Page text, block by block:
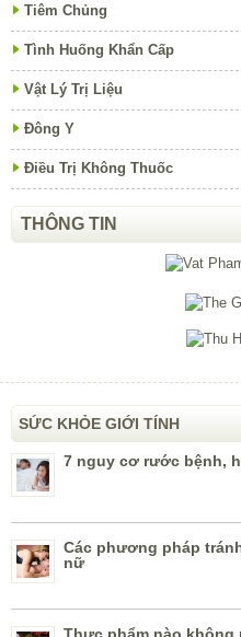
Tiêm Chủng
Tình Huống Khẩn Cấp
Vật Lý Trị Liệu
Đông Y
Điều Trị Không Thuốc
THÔNG TIN
SỨC KHỎE GIỚI TÍNH
7 nguy cơ rước bệnh,
Các phương pháp
nữ